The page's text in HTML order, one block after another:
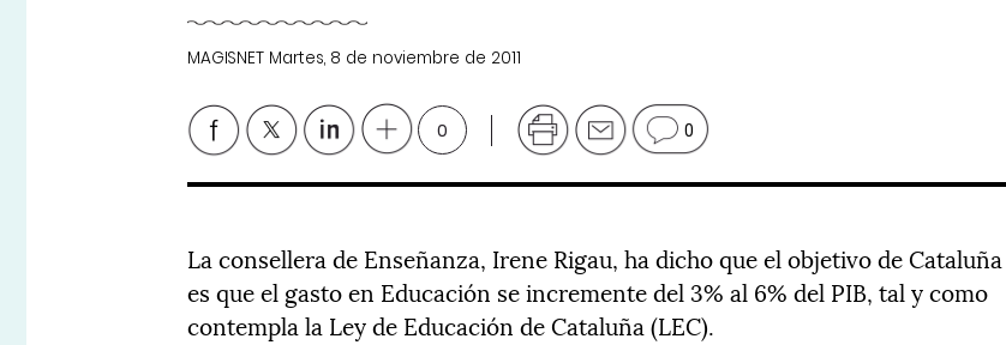
MAGISNET Martes, 8 de noviembre de 2011
0 0
La consellera de Enseñanza, Irene Rigau, ha dicho que el objetivo de Cataluña
es que el gasto en Educación se incremente del 3% al 6% del PIB, tal y como
contempla la Ley de Educación de Cataluña (LEC).